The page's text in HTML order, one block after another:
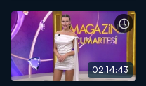
02:14:43